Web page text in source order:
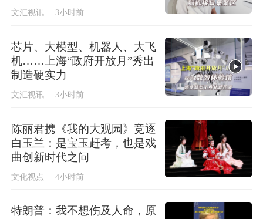
文汇视讯 3小时前
芯片、大模型、机器人、大飞
机……上海“政府开放月”秀出
制造硬实力
文汇视讯 3小时前
陈丽君携《我的大观园》竞逐
白玉兰：是宝玉赶考，也是戏
曲创新时代之问
文化视点 4小时前
特朗普：我不想伤及人命，原